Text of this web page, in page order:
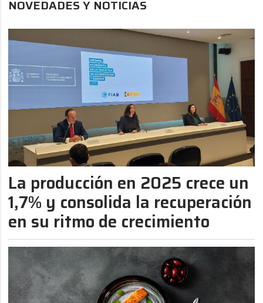
NOVEDADES Y NOTICIAS
La producción en 2025 crece un
1,7% y consolida la recuperación
en su ritmo de crecimiento